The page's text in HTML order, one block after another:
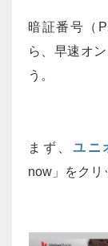
暗証番号（
ら、早速オ
う。
まず、 ユニ
now」をクリ